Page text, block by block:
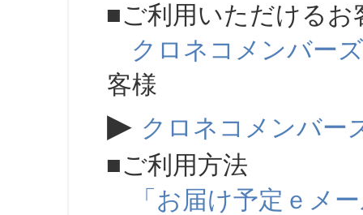
■ご利用いただけるお
クロネコメンバーズ
客様
▶ クロネコメンバー
■ご利用方法
「お届け予定ｅメ